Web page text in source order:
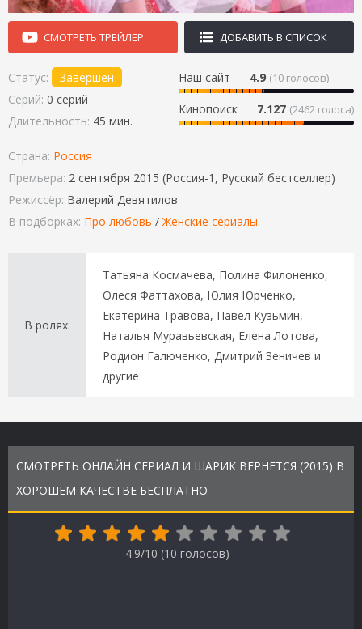
СМОТРЕТЬ ТРЕЙЛЕР ДОБАВИТЬ В СПИСОК
Наш сайт 4.9 (10 голосов)
Кинопоиск 7.127 (2462 голоса)
Статус:
Завершен
Серий: 0 серий
Длительность: 45 мин.
Страна: Россия
Премьера: 2 сентября 2015 (Россия-1, Русский бестселлер)
Режиссёр: Валерий Девятилов
В подборках: Про любовь / Женские сериалы
В ролях:
Татьяна Космачева, Полина Филоненко,
Олеся Фаттахова, Юлия Юрченко,
Екатерина Травова, Павел Кузьмин,
Наталья Муравьевская, Елена Лотова,
Родион Галюченко, Дмитрий Зеничев и
другие
СМОТРЕТЬ ОНЛАЙН СЕРИАЛ И ШАРИК ВЕРНЕТСЯ (2015) В
ХОРОШЕМ КАЧЕСТВЕ БЕСПЛАТНО
4.9/10 (10 голосов)